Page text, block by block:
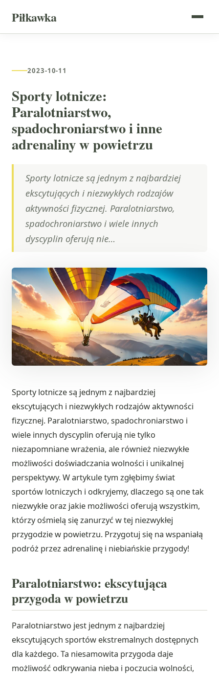
Piłkawka
2023-10-11
Sporty lotnicze:
Paralotniarstwo,
spadochroniarstwo i inne
adrenaliny w powietrzu
Sporty lotnicze są jednym z najbardziej
ekscytujących i niezwykłych rodzajów
aktywności fizycznej. Paralotniarstwo,
spadochroniarstwo i wiele innych
dyscyplin oferują nie…
Sporty lotnicze są jednym z najbardziej
ekscytujących i niezwykłych rodzajów aktywności
fizycznej. Paralotniarstwo, spadochroniarstwo i
wiele innych dyscyplin oferują nie tylko
niezapomniane wrażenia, ale również niezwykłe
możliwości doświadczania wolności i unikalnej
perspektywy. W artykule tym zgłębimy świat
sportów lotniczych i odkryjemy, dlaczego są one tak
niezwykłe oraz jakie możliwości oferują wszystkim,
którzy ośmielą się zanurzyć w tej niezwykłej
przygodzie w powietrzu. Przygotuj się na wspaniałą
podróż przez adrenalinę i niebiańskie przygody!
Paralotniarstwo: ekscytująca
przygoda w powietrzu
Paralotniarstwo jest jednym z najbardziej
ekscytujących sportów ekstremalnych dostępnych
dla każdego. Ta niesamowita przygoda daje
możliwość odkrywania nieba i poczucia wolności,